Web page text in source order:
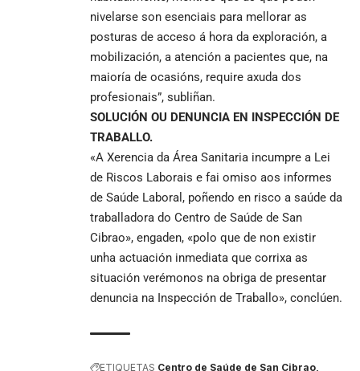
nivelarse son esenciais para mellorar as
posturas de acceso á hora da exploración, a
mobilización, a atención a pacientes que, na
maioría de ocasións, require axuda dos
profesionais”, subliñan.
SOLUCIÓN OU DENUNCIA EN INSPECCIÓN DE
TRABALLO.
«A Xerencia da Área Sanitaria incumpre a Lei
de Riscos Laborais e fai omiso aos informes
de Saúde Laboral, poñendo en risco a saúde da
traballadora do Centro de Saúde de San
Cibrao», engaden, «polo que de non existir
unha actuación inmediata que corrixa as
situación verémonos na obriga de presentar
denuncia na Inspección de Traballo», conclúen.
ETIQUETAS Centro de Saúde de San Cibrao